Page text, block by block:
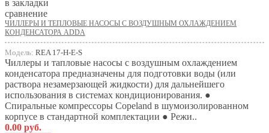
в закладки
сравнение
ЧИЛЛЕРЫ И ТЕПЛОВЫЕ НАСОСЫ С ВОЗДУШНЫМ ОХЛАЖДЕНИЕМ
КОНДЕНСАТОРА ADDA
Модель: REA 17-H-E-S
Чиллеры и тапловые насосы с воздушным охлаждением
конденсатора предназначены для подготовки воды (или
раствора незамерзающей жидкости) для дальнейшего
использования в системах кондиционирования. ●
Спиральные компрессоры Copeland в шумоизолированном
корпусе в стандартной комплектации ● Режи..
0.00 руб.